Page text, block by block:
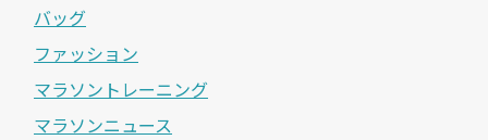
バッグ
ファッション
マラソントレーニング
マラソンニュース